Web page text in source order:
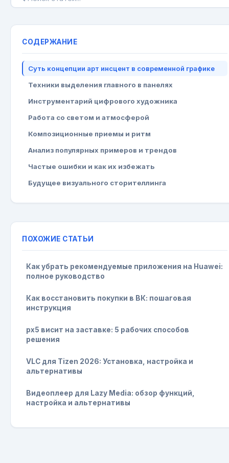
СОДЕРЖАНИЕ
Суть концепции арт инсцент в современной графике
Техники выделения главного в панелях
Инструментарий цифрового художника
Работа со светом и атмосферой
Композиционные приемы и ритм
Анализ популярных примеров и трендов
Частые ошибки и как их избежать
Будущее визуального сторителлинга
ПОХОЖИЕ СТАТЬИ
Как убрать рекомендуемые приложения на Huawei:
полное руководство
Как восстановить покупки в ВК: пошаговая
инструкция
px5 висит на заставке: 5 рабочих способов
решения
VLC для Tizen 2026: Установка, настройка и
альтернативы
Видеоплеер для Lazy Media: обзор функций,
настройка и альтернативы